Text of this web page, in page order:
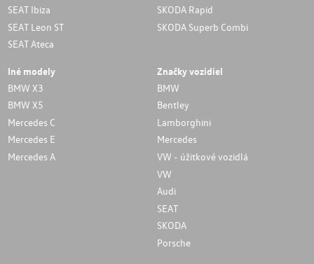
SEAT Ibiza
SEAT Leon ST
SEAT Ateca
SKODA Rapid
SKODA Superb Combi
Iné modely
BMW X3
BMW X5
Mercedes C
Mercedes E
Mercedes A
Značky vozidiel
BMW
Bentley
Lamborghini
Mercedes
VW - úžitkové vozidlá
VW
Audi
SEAT
SKODA
Porsche